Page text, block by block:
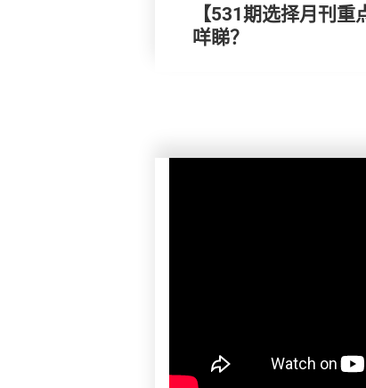
【531期选择月刊
咩睇？